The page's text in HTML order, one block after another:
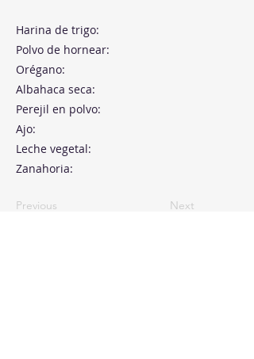
Harina de trigo:
Polvo de hornear:
Orégano:
Albahaca seca:
Perejil en polvo:
Ajo:
Leche vegetal:
Zanahoria:
Previous Next